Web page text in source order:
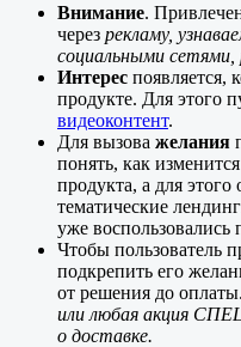
Внимание.
через рекламу,
социальными сетями,
Интерес появляется,
продукте. Для этого
видеоконтент.
Для вызова желания
понять, как
продукта, а для
тематические
уже воспользовались
Чтобы пользователь
подкрепить его
от решения до оплаты.
или любая акция
о доставке.